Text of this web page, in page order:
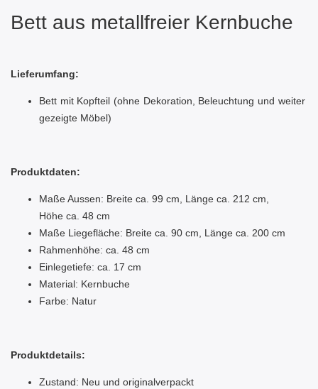
Bett aus metallfreier Kernbuche
Lieferumfang:
Bett mit Kopfteil (ohne Dekoration, Beleuchtung und weiter
gezeigte Möbel)
Produktdaten:
Maße Aussen: Breite ca. 99 cm, Länge ca. 212 cm,
Höhe ca. 48 cm
Maße Liegefläche: Breite ca. 90 cm, Länge ca. 200 cm
Rahmenhöhe: ca. 48 cm
Einlegetiefe: ca. 17 cm
Material: Kernbuche
Farbe: Natur
Produktdetails:
Zustand: Neu und originalverpackt